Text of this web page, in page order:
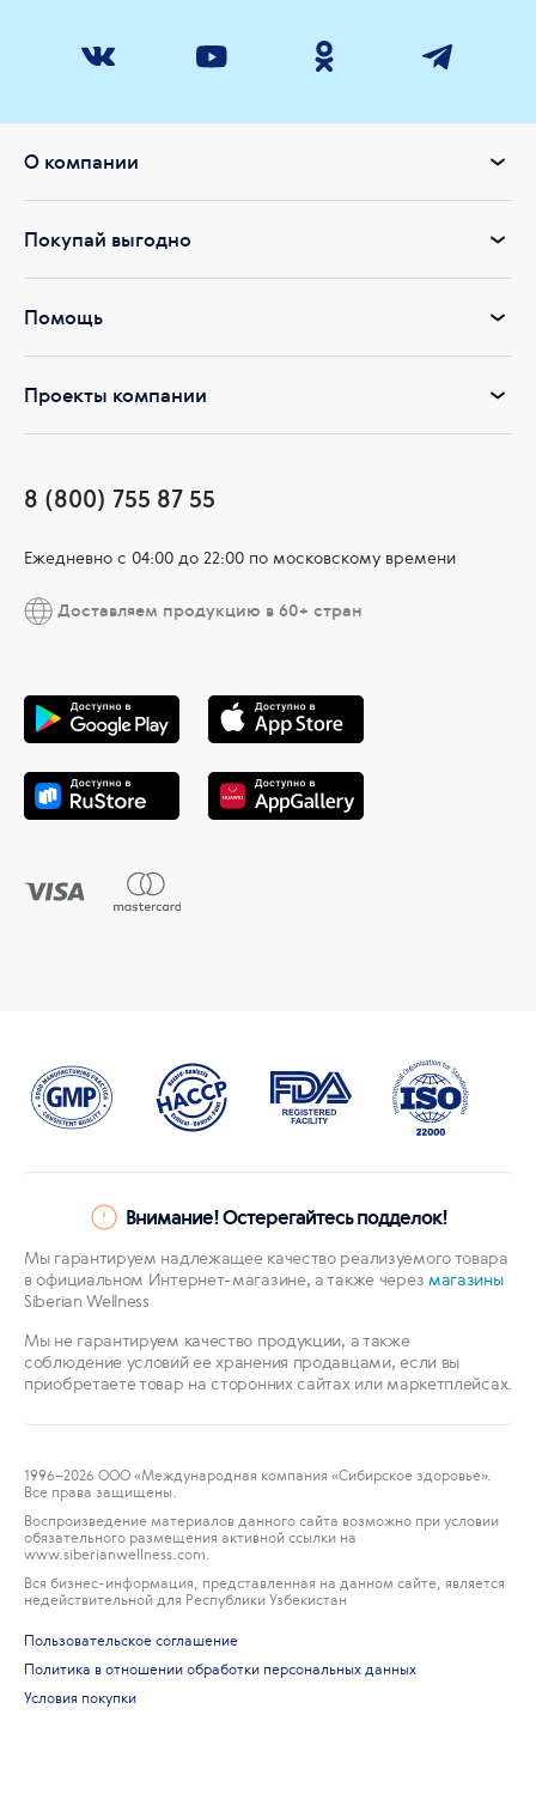
О компании
Покупай выгодно
Помощь
Проекты компании
8 (800) 755 87 55
Ежедневно c 04:00 до 22:00 по московскому времени
Доставляем продукцию в 60+ стран
Внимание! Остерегайтесь подделок!
Мы гарантируем надлежащее качество реализуемого товара
в официальном Интернет-магазине, а также через магазины
Siberian Wellness
Мы не гарантируем качество продукции, а также
соблюдение условий ее хранения продавцами, если вы
приобретаете товар на сторонних сайтах или маркетплейсах.
1996–2026 ООО «Международная компания «Сибирское здоровье».
Все права защищены.
Воспроизведение материалов данного сайта возможно при условии
обязательного размещения активной ссылки на
www.siberianwellness.com.
Вся бизнес-информация, представленная на данном сайте, является
недействительной для Республики Узбекистан
Пользовательское соглашение
Политика в отношении обработки персональных данных
Условия покупки